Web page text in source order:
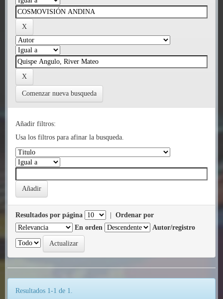
Comenzar nueva busqueda
Añadir filtros:
Usa los filtros para afinar la busqueda.
Resultados por página
Ordenar por
En orden
Autor/registro
Resultados 1-1 de 1.